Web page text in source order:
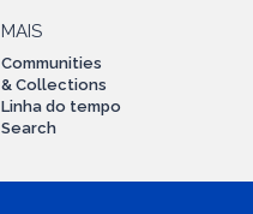
MAIS
Communities
& Collections
Linha do tempo
Search